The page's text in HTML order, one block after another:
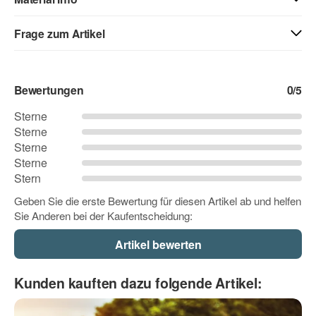
06 - orange 07 - hellrot 08 - rot
10 - pink 12 - flieder
15 - lichtblau 16 - hellblau 17 - dunkelblau
Frage zum Artikel
Vorname
Nachname
Firma
E-Mail
Bewertungen 0/5
Sterne
Sterne
Sterne
Sterne
Stern
Geben Sie die erste Bewertung für diesen Artikel ab und helfen
Sie Anderen bei der Kaufentscheidung:
Kunden kauften dazu folgende Artikel: